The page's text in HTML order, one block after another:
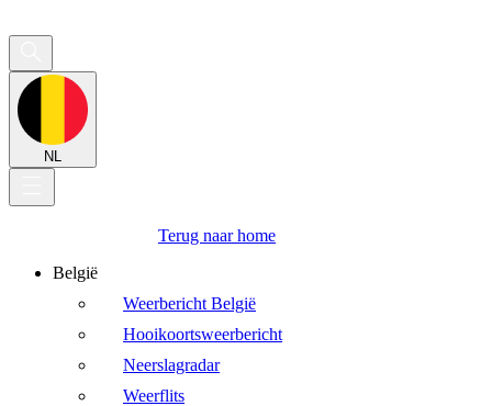
NL
Terug naar home
België
Weerbericht België
Hooikoortsweerbericht
Neerslagradar
Weerflits